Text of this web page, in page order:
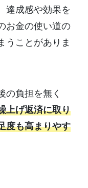
達成感や効果を
お金の使い道の
うことがありま
の負担を無く
上げ返済に取り
度も高まりやす